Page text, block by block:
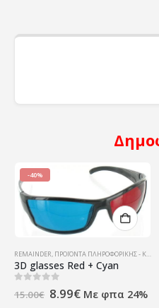
-40%
REMAINDER, ΠΡΟΪΌΝΤΑ ΠΛΗΡΟΦΟΡΙΚΉΣ - ΚΙΝΗΤΉΣ ΤΗΛΕΦΩΝΊΑΣ - ΗΛΕΚΤΡΟΝΙΚΆ
3D glasses Red + Cyan
out of 5
15.00€ Original
price
8.99€Η
τρέχουσα
Με φπα 24%